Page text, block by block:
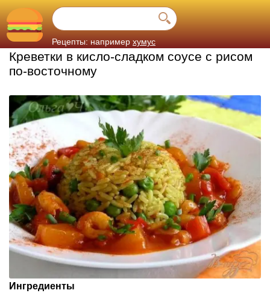
Рецепты: например хумус
Креветки в кисло-сладком соусе с рисом
по-восточному
Ингредиенты